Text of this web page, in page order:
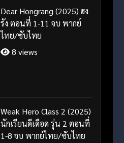
Dear Hongrang (2025) ฮง
รัง ตอนที่ 1-11 จบ พากย์
ไทย/ซับไทย
8 views
Weak Hero Class 2 (2025)
นักเรียนดีเดือด รุ่น 2 ตอนที่
1-8 จบ พากย์ไทย/ซับไทย